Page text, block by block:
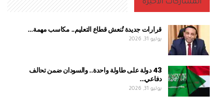
المشاركات الاخيرة
قرارات جديدة تُنعش قطاع التعليم.. مكاسب مهمة…
يوليو 31, 2026
43 دولة على طاولة واحدة.. والسودان ضمن تحالف
دفاعي…
يوليو 31, 2026